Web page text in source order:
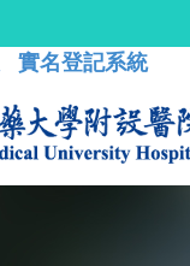
實名登記系統